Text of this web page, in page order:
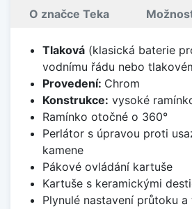
O značce Teka
Tlaková(klasická baterie
vodnímu řádu nebo
Provedení: Chrom
Konstrukce: vysoké
Ramínko otočné o 360°
Perlátor s úpravou proti
kamene
Pákové ovládání kartuše
Kartuše s keramickými
Plynulé nastavení průtoku